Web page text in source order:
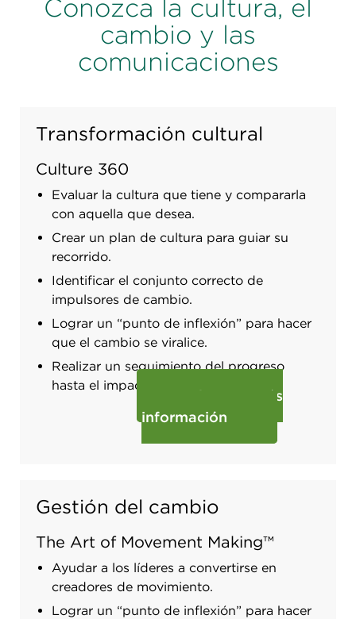
Conozca la cultura, el
cambio y las
comunicaciones
Transformación cultural
Culture 360
Evaluar la cultura que tiene y compararla
con aquella que desea.
Crear un plan de cultura para guiar su
recorrido.
Identificar el conjunto correcto de
impulsores de cambio.
Lograr un “punto de inflexión” para hacer
que el cambio se viralice.
Realizar un seguimiento del progreso
hasta el impacto.
Obtenga más
información
Gestión del cambio
The Art of Movement Making™
Ayudar a los líderes a convertirse en
creadores de movimiento.
Lograr un “punto de inflexión” para hacer